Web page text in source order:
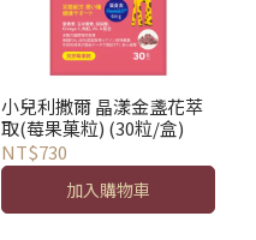
小兒利撒爾 晶漾金盞花萃
取(莓果菓粒) (30粒/盒)
NT$730
加入購物車